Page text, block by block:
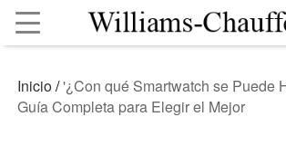
Inicio/'¿Con qué Smartwatch se Puede
Guía Completa para Elegir el Mejor